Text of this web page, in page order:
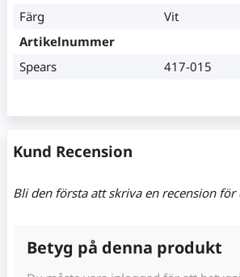
Färg
Vit
Artikelnummer
Spears
417-015
Kund Recension
Bli den första att skriva en recension
Betyg på denna produkt